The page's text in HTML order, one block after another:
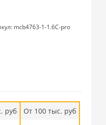
mcb4763-1-1.6C-pro
руб
От 100 тыс. руб